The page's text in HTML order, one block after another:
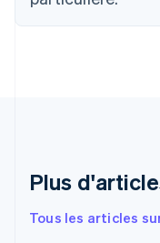
Plus
Tous les articles
Croatie
EnglishItaliano
English
EnglishEspañol简体